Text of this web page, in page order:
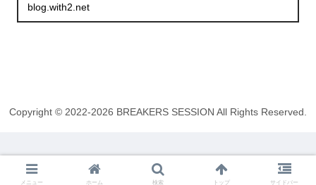
blog.with2.net
Copyright © 2022-2026 BREAKERS SESSION All Rights Reserved.
メニュー ホーム 検索 トップ サイドバー